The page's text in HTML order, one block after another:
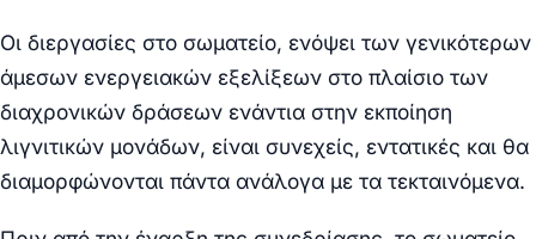
Οι διεργασίες στο σωματείο, ενόψει των γενικότερων
άμεσων ενεργειακών εξελίξεων στο πλαίσιο των
διαχρονικών δράσεων ενάντια στην εκποίηση
λιγνιτικών μονάδων, είναι συνεχείς, εντατικές και θα
διαμορφώνονται πάντα ανάλογα με τα τεκταινόμενα.